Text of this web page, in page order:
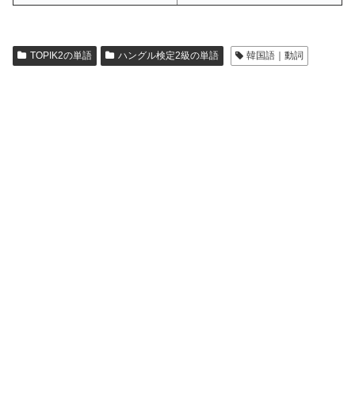
TOPIK2の単語 ハングル検定2級の単語 韓国語｜動詞